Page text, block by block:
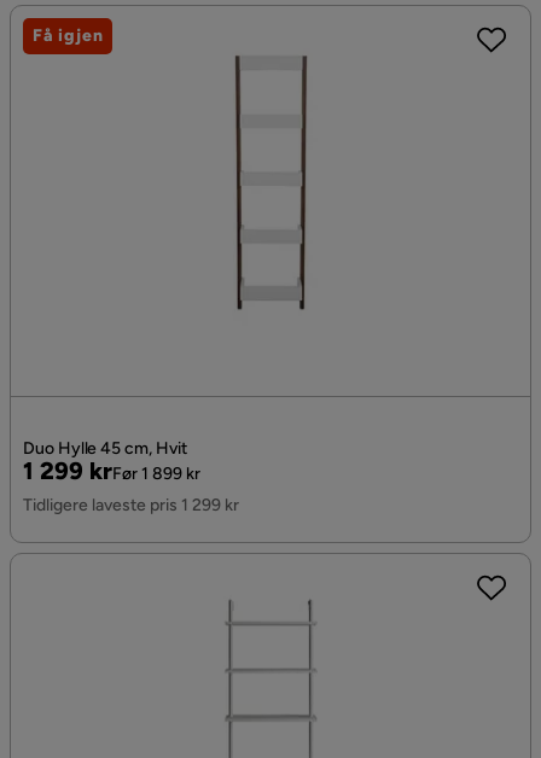
Duo Hylle 45 cm, Hvit
Pris
1 299 kr
Original
Pris
Før 1 899 kr
Tidligere laveste pris 1 299 kr
Få igjen